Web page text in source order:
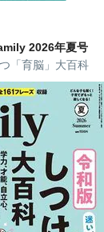
2026年夏号
「育脳」大百科